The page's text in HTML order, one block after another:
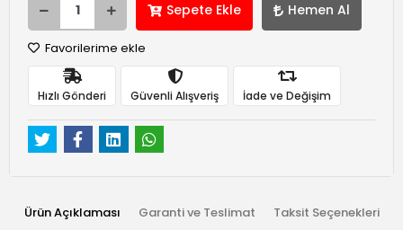
Sepete Ekle Hemen Al
Favorilerime ekle
Hızlı Gönderi Güvenli Alışveriş İade ve Değişim
Ürün Açıklaması Garanti ve Teslimat Taksit Seçenekleri